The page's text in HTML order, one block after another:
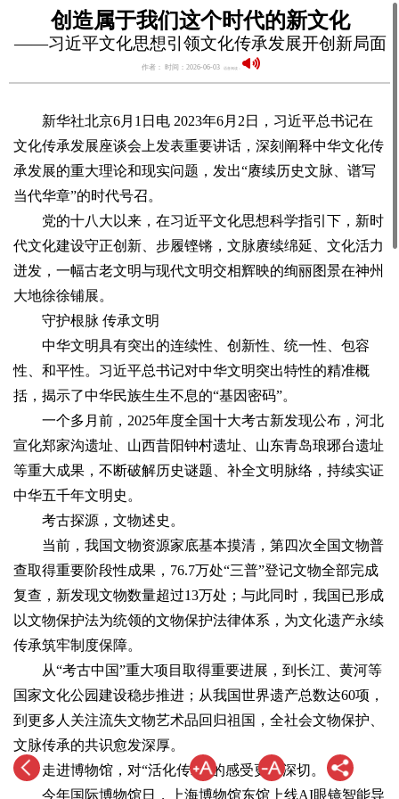
创造属于我们这个时代的新文化
——习近平文化思想引领文化传承发展开创新局面
作者： 时间：2026-06-03 语音阅读：
新华社北京6月1日电 2023年6月2日，习近平总书记在
文化传承发展座谈会上发表重要讲话，深刻阐释中华文化传
承发展的重大理论和现实问题，发出“赓续历史文脉、谱写
当代华章”的时代号召。
党的十八大以来，在习近平文化思想科学指引下，新时
代文化建设守正创新、步履铿锵，文脉赓续绵延、文化活力
迸发，一幅古老文明与现代文明交相辉映的绚丽图景在神州
大地徐徐铺展。
守护根脉 传承文明
中华文明具有突出的连续性、创新性、统一性、包容
性、和平性。习近平总书记对中华文明突出特性的精准概
括，揭示了中华民族生生不息的“基因密码”。
一个多月前，2025年度全国十大考古新发现公布，河北
宣化郑家沟遗址、山西昔阳钟村遗址、山东青岛琅琊台遗址
等重大成果，不断破解历史谜题、补全文明脉络，持续实证
中华五千年文明史。
考古探源，文物述史。
当前，我国文物资源家底基本摸清，第四次全国文物普
查取得重要阶段性成果，76.7万处“三普”登记文物全部完成
复查，新发现文物数量超过13万处；与此同时，我国已形成
以文物保护法为统领的文物保护法律体系，为文化遗产永续
传承筑牢制度保障。
从“考古中国”重大项目取得重要进展，到长江、黄河等
国家文化公园建设稳步推进；从我国世界遗产总数达60项，
到更多人关注流失文物艺术品回归祖国，全社会文物保护、
文脉传承的共识愈发深厚。
走进博物馆，对“活化传承”的感受更加深切。
今年国际博物馆日，上海博物馆东馆上线AI眼镜智能导